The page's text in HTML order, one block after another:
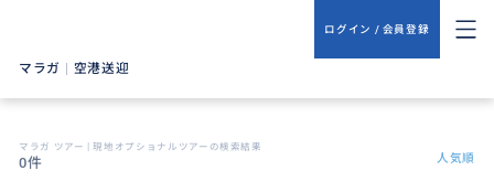
ログイン / 会員登録
マラガ 空港送迎
マラガ ツアー | 現地オプショナルツアーの検索結果
0件 人気順